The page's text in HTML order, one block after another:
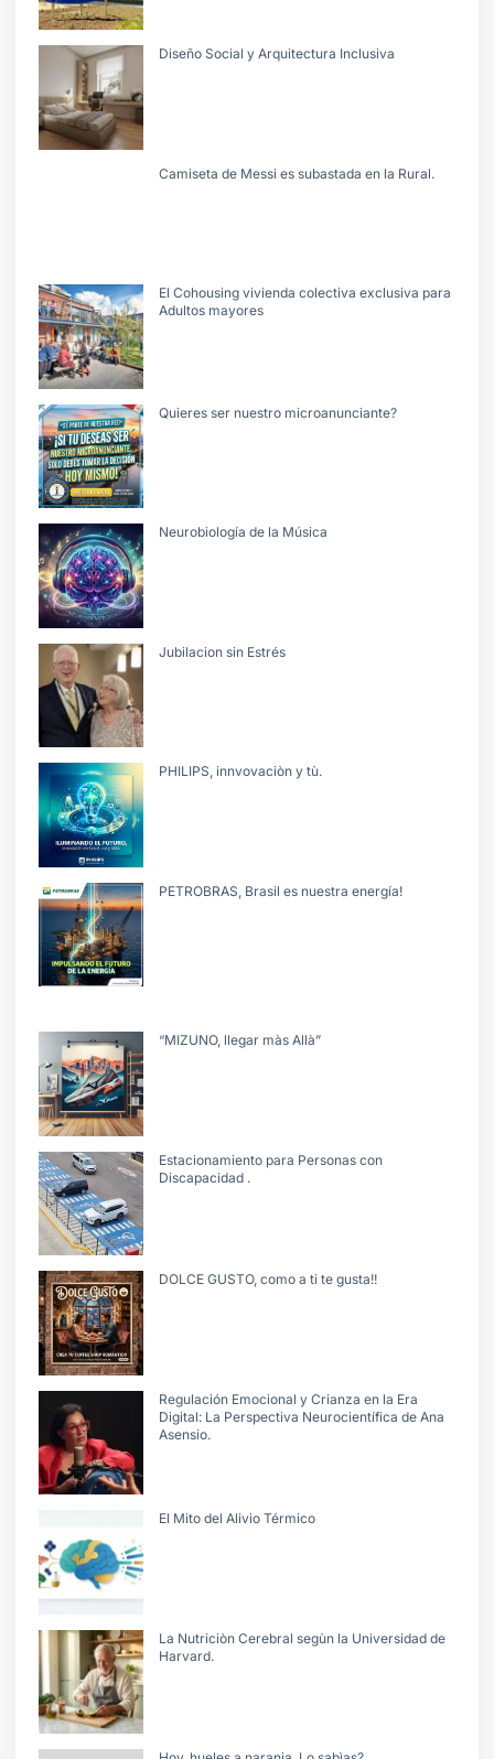
Diseño Social y Arquitectura Inclusiva
Camiseta de Messi es subastada en la Rural.
El Cohousing vivienda colectiva exclusiva para
Adultos mayores
Quieres ser nuestro microanunciante?
Neurobiología de la Música
Jubilacion sin Estrés
PHILIPS, innvovaciòn y tù.
PETROBRAS, Brasil es nuestra energía!
“MIZUNO, llegar màs Allà”
Estacionamiento para Personas con
Discapacidad .
DOLCE GUSTO, como a ti te gusta!!
Regulación Emocional y Crianza en la Era
Digital: La Perspectiva Neurocientífica de Ana
Asensio.
El Mito del Alivio Térmico
La Nutriciòn Cerebral segùn la Universidad de
Harvard.